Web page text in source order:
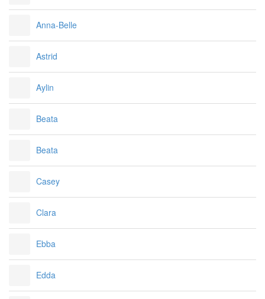
Anna-Belle
Astrid
Aylin
Beata
Beata
Casey
Clara
Ebba
Edda